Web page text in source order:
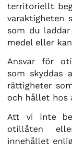
territoriellt
varaktigheten
som du
medel eller
Ansvar för
som skyddas
rättigheter
och hållet hos
Att vi inte
otillåten
innehållet